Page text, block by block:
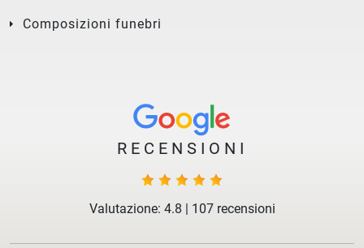
Composizioni funebri
RECENSIONI
Valutazione: 4.8 | 107 recensioni